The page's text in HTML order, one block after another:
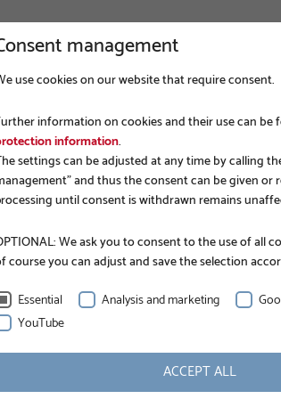
ENTREPRISE FONDATIONS
DIRECTEMENT AUPRÈS DU
Formulaire de
management
use cookies on our website that require consent.
information on cookies and their use can be
information.
settings can be adjusted at any time by calling
and thus the consent can be given or
until consent is withdrawn remains
We ask you to consent to the use of all
course you can adjust and save the selection
Essential
Analysis and marketing
YouTube
ACCEPT ALL